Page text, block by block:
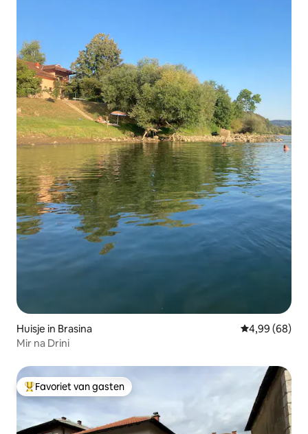
Huisje in Brasina Gemiddelde
4,99 (68)
Mir na Drini
Topfavoriet van gasten
Favoriet van gasten